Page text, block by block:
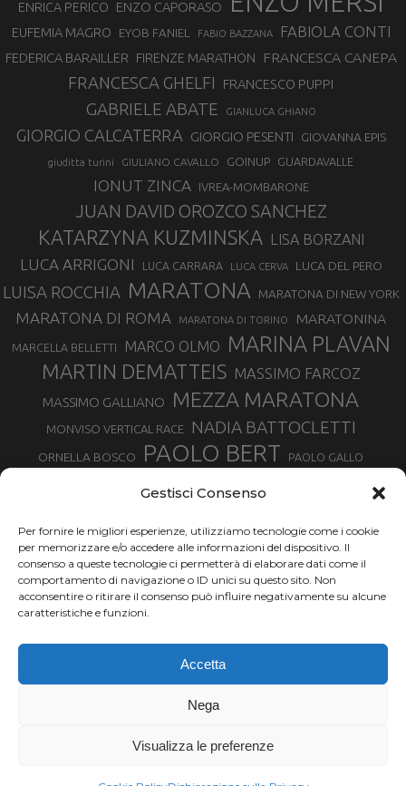
Gestisci Consenso
Per fornire le migliori esperienze, utilizziamo tecnologie come i cookie
per memorizzare e/o accedere alle informazioni del dispositivo. Il
consenso a queste tecnologie ci permetterà di elaborare dati come il
comportamento di navigazione o ID unici su questo sito. Non
acconsentire o ritirare il consenso può influire negativamente su alcune
caratteristiche e funzioni.
Accetta
Nega
Visualizza le preferenze
ENRICA PERICO ENZO CAPORASO
EUFEMIA MAGRO EYOB FANIEL FABIO BAZZANA FABIOLA CONTI
FEDERICA BARAILLER FIRENZE MARATHON FRANCESCA CANEPA
FRANCESCA GHELFI FRANCESCO PUPPI
GABRIELE ABATE GIANLUCA GHIANO
GIORGIO CALCATERRA GIORGIO PESENTI GIOVANNA EPIS
giuditta turini GIULIANO CAVALLO GOINUP GUARDAVALLE
IONUT ZINCA IVREA-MOMBARONE
JUAN DAVID OROZCO SANCHEZ
KATARZYNA KUZMINSKA LISA BORZANI
LUCA ARRIGONI LUCA CARRARA LUCA CERVA LUCA DEL PERO
LUISA ROCCHIA MARATONA MARATONA DI NEW YORK
MARATONA DI ROMA MARATONA DI TORINO MARATONINA
MARCELLA BELLETTI MARCO OLMO MARINA PLAVAN
MARTIN DEMATTEIS MASSIMO FARCOZ
MASSIMO GALLIANO MEZZA MARATONA
MONVISO VERTICAL RACE NADIA BATTOCLETTI
ORNELLA BOSCO PAOLO BERT PAOLO GALLO
SILVIA SERAFINI SONIA GLAREY TAVAGNASCO TOR DES GEANTS
TOUR MONVISO TRAIL TRAIL MONTE CASTO TROFEO KIMA
TURIN MARATHON URBAN ZEMMER VAL DI FASSA RUNNING
VALENTINA BELOTTI
VENICE MARATHON
XAVIER CHEVRIER
YEMAN CRIPPA
Chi siamo | Termini d'uso | Privacy |